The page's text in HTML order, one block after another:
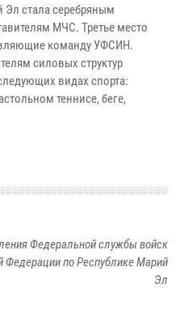
Эл стала серебряным
МЧС. Третье место
команду УФСИН.
силовых структур
видах спорта:
теннисе, беге,
Федеральной службы войск
Федерации по Республике Марий
Эл